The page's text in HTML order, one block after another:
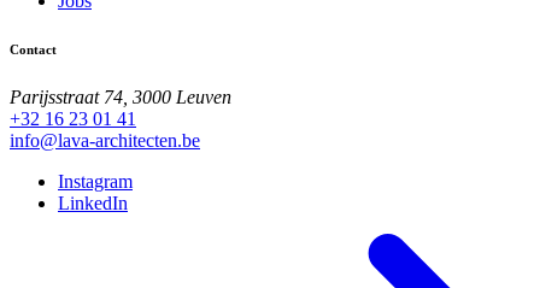
Contact
Parijsstraat 74, 3000 Leuven
+32 16 23 01 41
info@lava-architecten.be
Instagram
LinkedIn